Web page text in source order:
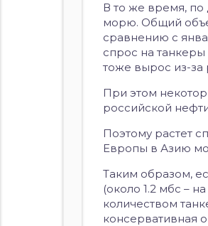
В то же время, по
морю. Общий
сравнению с
спрос на
тоже вырос из-за
При этом
российской
Поэтому растет
Европы в Азию
Таким образом,
(около 1.2 мбс –
количеством
консервативная